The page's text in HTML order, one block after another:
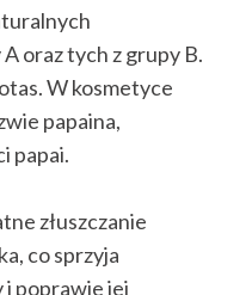
oraz tych z grupy B.
W kosmetyce
papaina,
papai.
złuszczanie
co sprzyja
poprawie jej